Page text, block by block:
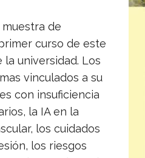
de
curso de este
universidad. Los
vinculados a su
con insuficiencia
la IA en la
los cuidados
los riesgos